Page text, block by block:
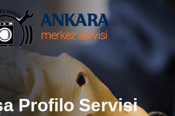
Profilo Servisi